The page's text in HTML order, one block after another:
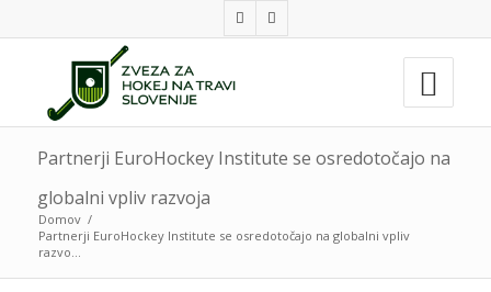
Partnerji EuroHockey Institute se osredotočajo na
globalni vpliv razvoja
Domov /
Partnerji EuroHockey Institute se osredotočajo na globalni vpliv
razvo...